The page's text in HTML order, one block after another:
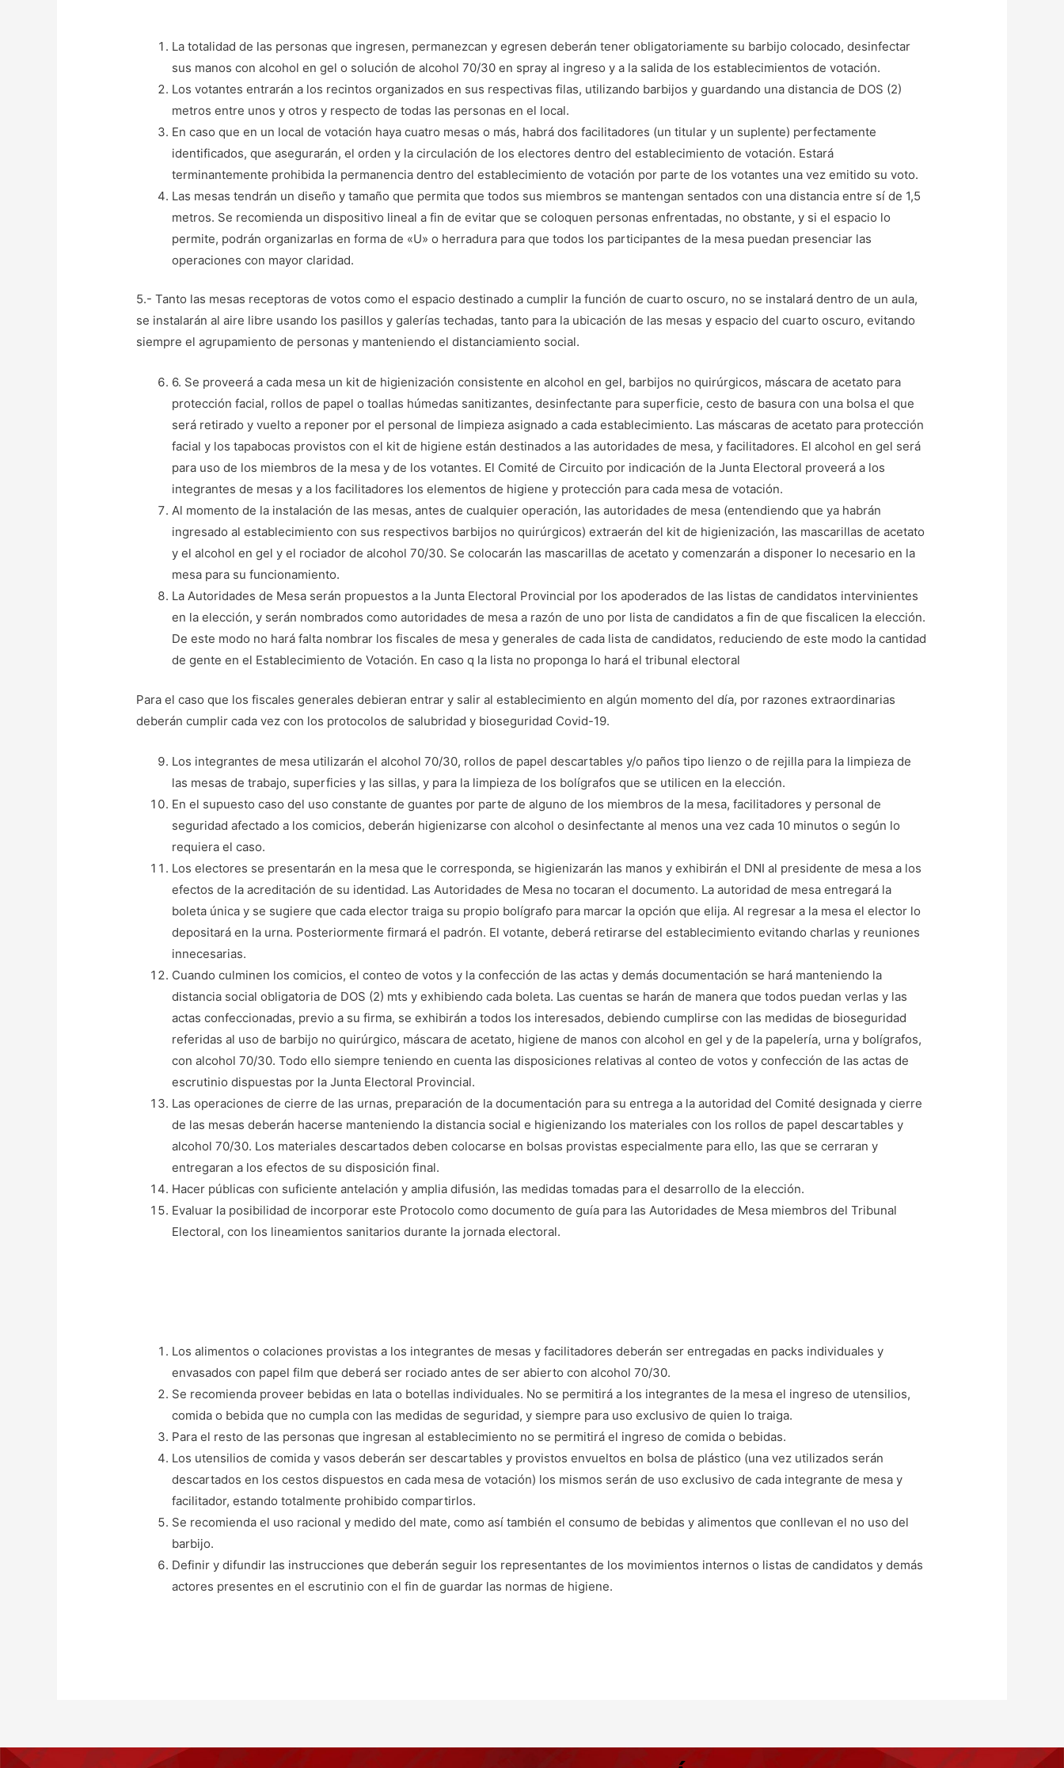
La totalidad de las personas que ingresen, permanezcan y egresen deberán tener obligatoriamente su barbijo colocado, desinfectar
sus manos con alcohol en gel o solución de alcohol 70/30 en spray al ingreso y a la salida de los establecimientos de votación.
Los votantes entrarán a los recintos organizados en sus respectivas filas, utilizando barbijos y guardando una distancia de DOS (2)
metros entre unos y otros y respecto de todas las personas en el local.
En caso que en un local de votación haya cuatro mesas o más, habrá dos facilitadores (un titular y un suplente) perfectamente
identificados, que asegurarán, el orden y la circulación de los electores dentro del establecimiento de votación. Estará
terminantemente prohibida la permanencia dentro del establecimiento de votación por parte de los votantes una vez emitido su voto.
Las mesas tendrán un diseño y tamaño que permita que todos sus miembros se mantengan sentados con una distancia entre sí de 1,5
metros. Se recomienda un dispositivo lineal a fin de evitar que se coloquen personas enfrentadas, no obstante, y si el espacio lo
permite, podrán organizarlas en forma de «U» o herradura para que todos los participantes de la mesa puedan presenciar las
operaciones con mayor claridad.
5.- Tanto las mesas receptoras de votos como el espacio destinado a cumplir la función de cuarto oscuro, no se instalará dentro de un aula,
se instalarán al aire libre usando los pasillos y galerías techadas, tanto para la ubicación de las mesas y espacio del cuarto oscuro, evitando
siempre el agrupamiento de personas y manteniendo el distanciamiento social.
6. Se proveerá a cada mesa un kit de higienización consistente en alcohol en gel, barbijos no quirúrgicos, máscara de acetato para
protección facial, rollos de papel o toallas húmedas sanitizantes, desinfectante para superficie, cesto de basura con una bolsa el que
será retirado y vuelto a reponer por el personal de limpieza asignado a cada establecimiento. Las máscaras de acetato para protección
facial y los tapabocas provistos con el kit de higiene están destinados a las autoridades de mesa, y facilitadores. El alcohol en gel será
para uso de los miembros de la mesa y de los votantes. El Comité de Circuito por indicación de la Junta Electoral proveerá a los
integrantes de mesas y a los facilitadores los elementos de higiene y protección para cada mesa de votación.
Al momento de la instalación de las mesas, antes de cualquier operación, las autoridades de mesa (entendiendo que ya habrán
ingresado al establecimiento con sus respectivos barbijos no quirúrgicos) extraerán del kit de higienización, las mascarillas de acetato
y el alcohol en gel y el rociador de alcohol 70/30. Se colocarán las mascarillas de acetato y comenzarán a disponer lo necesario en la
mesa para su funcionamiento.
La Autoridades de Mesa serán propuestos a la Junta Electoral Provincial por los apoderados de las listas de candidatos intervinientes
en la elección, y serán nombrados como autoridades de mesa a razón de uno por lista de candidatos a fin de que fiscalicen la elección.
De este modo no hará falta nombrar los fiscales de mesa y generales de cada lista de candidatos, reduciendo de este modo la cantidad
de gente en el Establecimiento de Votación. En caso q la lista no proponga lo hará el tribunal electoral
Para el caso que los fiscales generales debieran entrar y salir al establecimiento en algún momento del día, por razones extraordinarias
deberán cumplir cada vez con los protocolos de salubridad y bioseguridad Covid-19.
Los integrantes de mesa utilizarán el alcohol 70/30, rollos de papel descartables y/o paños tipo lienzo o de rejilla para la limpieza de
las mesas de trabajo, superficies y las sillas, y para la limpieza de los bolígrafos que se utilicen en la elección.
En el supuesto caso del uso constante de guantes por parte de alguno de los miembros de la mesa, facilitadores y personal de
seguridad afectado a los comicios, deberán higienizarse con alcohol o desinfectante al menos una vez cada 10 minutos o según lo
requiera el caso.
Los electores se presentarán en la mesa que le corresponda, se higienizarán las manos y exhibirán el DNI al presidente de mesa a los
efectos de la acreditación de su identidad. Las Autoridades de Mesa no tocaran el documento. La autoridad de mesa entregará la
boleta única y se sugiere que cada elector traiga su propio bolígrafo para marcar la opción que elija. Al regresar a la mesa el elector lo
depositará en la urna. Posteriormente firmará el padrón. El votante, deberá retirarse del establecimiento evitando charlas y reuniones
innecesarias.
Cuando culminen los comicios, el conteo de votos y la confección de las actas y demás documentación se hará manteniendo la
distancia social obligatoria de DOS (2) mts y exhibiendo cada boleta. Las cuentas se harán de manera que todos puedan verlas y las
actas confeccionadas, previo a su firma, se exhibirán a todos los interesados, debiendo cumplirse con las medidas de bioseguridad
referidas al uso de barbijo no quirúrgico, máscara de acetato, higiene de manos con alcohol en gel y de la papelería, urna y bolígrafos,
con alcohol 70/30. Todo ello siempre teniendo en cuenta las disposiciones relativas al conteo de votos y confección de las actas de
escrutinio dispuestas por la Junta Electoral Provincial.
Las operaciones de cierre de las urnas, preparación de la documentación para su entrega a la autoridad del Comité designada y cierre
de las mesas deberán hacerse manteniendo la distancia social e higienizando los materiales con los rollos de papel descartables y
alcohol 70/30. Los materiales descartados deben colocarse en bolsas provistas especialmente para ello, las que se cerraran y
entregaran a los efectos de su disposición final.
Hacer públicas con suficiente antelación y amplia difusión, las medidas tomadas para el desarrollo de la elección.
Evaluar la posibilidad de incorporar este Protocolo como documento de guía para las Autoridades de Mesa miembros del Tribunal
Electoral, con los lineamientos sanitarios durante la jornada electoral.
Los alimentos o colaciones provistas a los integrantes de mesas y facilitadores deberán ser entregadas en packs individuales y
envasados con papel film que deberá ser rociado antes de ser abierto con alcohol 70/30.
Se recomienda proveer bebidas en lata o botellas individuales. No se permitirá a los integrantes de la mesa el ingreso de utensilios,
comida o bebida que no cumpla con las medidas de seguridad, y siempre para uso exclusivo de quien lo traiga.
Para el resto de las personas que ingresan al establecimiento no se permitirá el ingreso de comida o bebidas.
Los utensilios de comida y vasos deberán ser descartables y provistos envueltos en bolsa de plástico (una vez utilizados serán
descartados en los cestos dispuestos en cada mesa de votación) los mismos serán de uso exclusivo de cada integrante de mesa y
facilitador, estando totalmente prohibido compartirlos.
Se recomienda el uso racional y medido del mate, como así también el consumo de bebidas y alimentos que conllevan el no uso del
barbijo.
Definir y difundir las instrucciones que deberán seguir los representantes de los movimientos internos o listas de candidatos y demás
actores presentes en el escrutinio con el fin de guardar las normas de higiene.